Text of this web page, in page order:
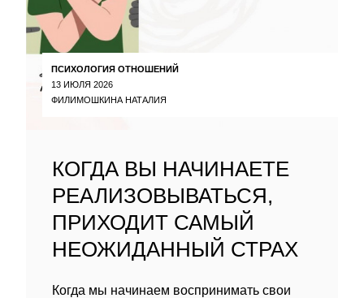
ПСИХОЛОГИЯ ОТНОШЕНИЙ
13 ИЮЛЯ 2026
ФИЛИМОШКИНА НАТАЛИЯ
КОГДА ВЫ НАЧИНАЕТЕ
РЕАЛИЗОВЫВАТЬСЯ,
ПРИХОДИТ САМЫЙ
НЕОЖИДАННЫЙ СТРАХ
Когда мы начинаем воспринимать свои